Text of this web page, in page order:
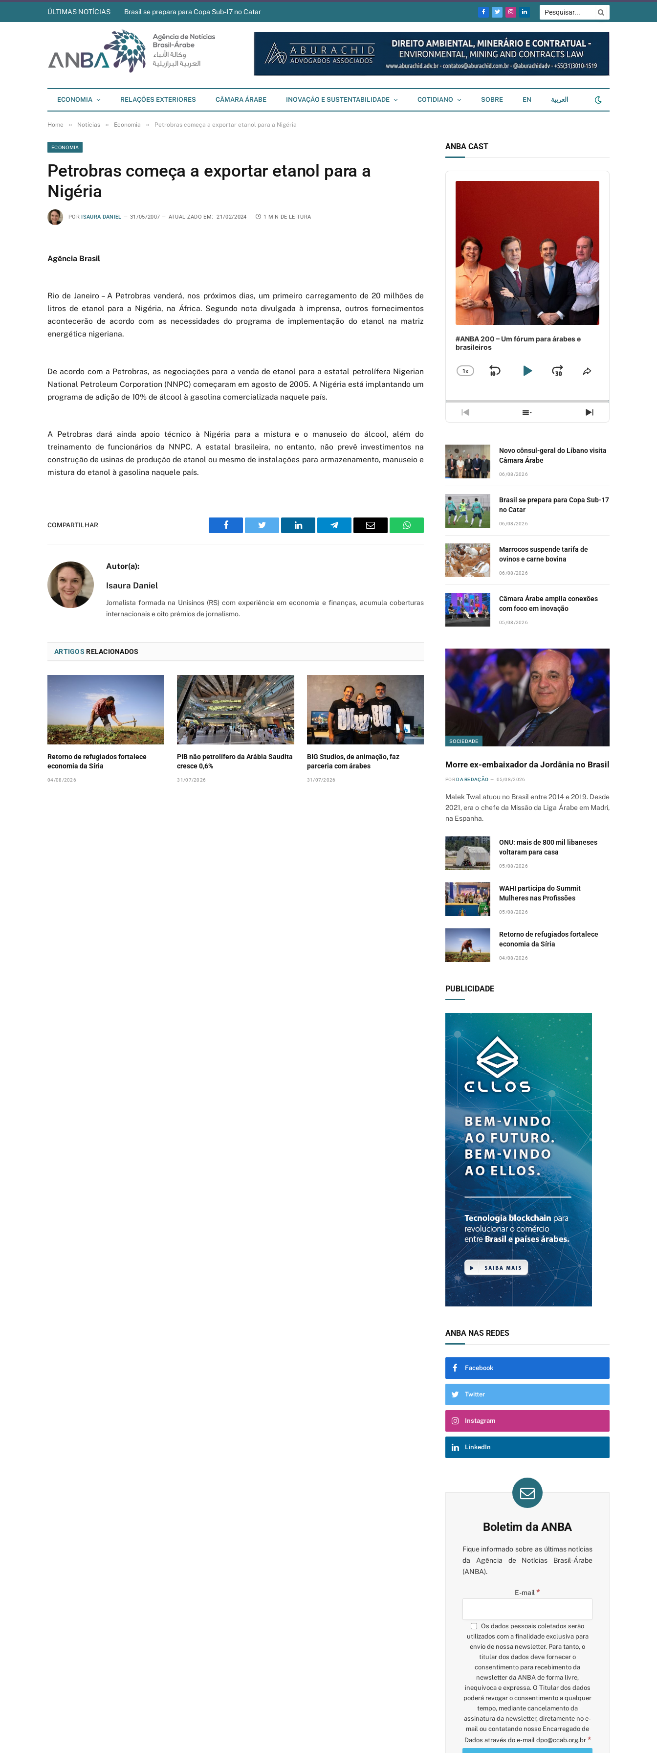
ÚLTIMAS NOTÍCIAS Brasil se prepara para Copa Sub-17 no Catar
Facebook
TwitterInstagram
LinkedIn
ECONOMIA RELAÇÕES EXTERIORES CÂMARA ÁRABE INOVAÇÃO E SUSTENTABILIDADE COTIDIANO SOBRE EN العربية
Home » Notícias » Economia » Petrobras começa a exportar etanol para a Nigéria
ECONOMIA
Petrobras começa a exportar etanol para a
Nigéria
POR ISAURA DANIEL 31/05/2007 ATUALIZADO EM: 21/02/2024 1 MIN DE LEITURA
Agência Brasil
Rio de Janeiro – A Petrobras venderá, nos próximos dias, um primeiro carregamento de 20 milhões de
litros de etanol para a Nigéria, na África. Segundo nota divulgada à imprensa, outros fornecimentos
acontecerão de acordo com as necessidades do programa de implementação do etanol na matriz
energética nigeriana.
De acordo com a Petrobras, as negociações para a venda de etanol para a estatal petrolífera Nigerian
National Petroleum Corporation (NNPC) começaram em agosto de 2005. A Nigéria está implantando um
programa de adição de 10% de álcool à gasolina comercializada naquele país.
A Petrobras dará ainda apoio técnico à Nigéria para a mistura e o manuseio do álcool, além do
treinamento de funcionários da NNPC. A estatal brasileira, no entanto, não prevê investimentos na
construção de usinas de produção de etanol ou mesmo de instalações para armazenamento, manuseio e
mistura do etanol à gasolina naquele país.
COMPARTILHAR
Facebook Twitter LinkedIn Telegram Email WhatsApp
Isaura Daniel
Jornalista formada na Unisinos (RS) com experiência em economia e finanças, acumula coberturas
internacionais e oito prêmios de jornalismo.
ARTIGOS RELACIONADOS
Retorno de refugiados fortalece
economia da Síria
04/08/2026
PIB não petrolífero da Arábia Saudita
cresce 0,6%
31/07/2026
BIG Studios, de animação, faz
parceria com árabes
31/07/2026
ANBA CAST
Audio
Player
#ANBA 200 – Um fórum para árabes e
brasileiros
CHANGE
1X
SKIPPLAYJUMP
PREVIOUS
EPISODE
SHOW
EPISODES
NEXT
EPISODE
Novo cônsul-geral do Líbano visita
Câmara Árabe
06/08/2026
Brasil se prepara para Copa Sub-17
no Catar
06/08/2026
Marrocos suspende tarifa de
ovinos e carne bovina
06/08/2026
Câmara Árabe amplia conexões
com foco em inovação
05/08/2026
SOCIEDADE
Morre ex-embaixador da Jordânia no Brasil
POR DA REDAÇÃO 05/08/2026
Malek Twal atuou no Brasil entre 2014 e 2019. Desde
2021, era o chefe da Missão da Liga Árabe em Madri,
na Espanha.
ONU: mais de 800 mil libaneses
voltaram para casa
05/08/2026
WAHI participa do Summit
Mulheres nas Profissões
05/08/2026
Retorno de refugiados fortalece
economia da Síria
04/08/2026
PUBLICIDADE
ANBA NAS REDES
Facebook
Twitter
Instagram
LinkedIn
Boletim da ANBA
Fique informado sobre as últimas notícias
da Agência de Notícias Brasil-Árabe
(ANBA).
E-mail *
Os dados pessoais coletados serão
utilizados com a finalidade exclusiva para
envio de nossa newsletter. Para tanto, o
titular dos dados deve fornecer o
consentimento para recebimento da
newsletter da ANBA de forma livre,
inequívoca e expressa. O Titular dos dados
poderá revogar o consentimento a qualquer
tempo, mediante cancelamento da
assinatura da newsletter, diretamente no e-
mail ou contatando nosso Encarregado de
Dados através do e-mail dpo@ccab.org.br *